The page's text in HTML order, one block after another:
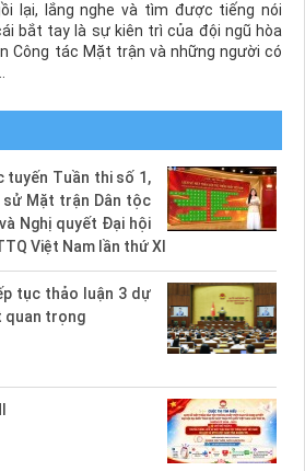
lại, lắng nghe và tìm được tiếng nói
bắt tay là sự kiên trì của đội ngũ hòa
Công tác Mặt trận và những người có
Tuần thi số 1,
sử Mặt trận Dân tộc
Nghị quyết Đại hội
Việt Nam lần thứ XI
tục thảo luận 3 dự
quan trọng